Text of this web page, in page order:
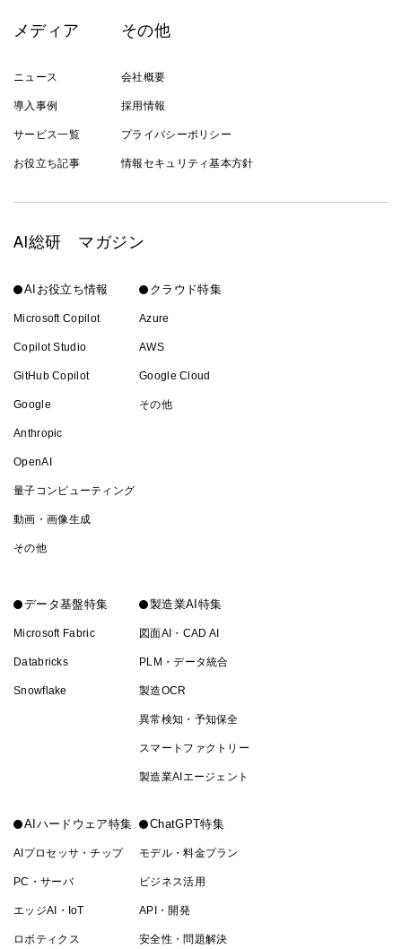
メディア
ニュース
導入事例
サービス一覧
お役立ち記事
その他
会社概要
採用情報
プライバシーポリシー
情報セキュリティ基本方針
AI総研 マガジン
AIお役立ち情報
Microsoft Copilot
Copilot Studio
GitHub Copilot
Google
Anthropic
OpenAI
量子コンピューティング
動画・画像生成
その他
クラウド特集
Azure
AWS
Google Cloud
その他
データ基盤特集
Microsoft Fabric
Databricks
Snowflake
製造業AI特集
図面AI・CAD AI
PLM・データ統合
製造OCR
異常検知・予知保全
スマートファクトリー
製造業AIエージェント
AIハードウェア特集
AIプロセッサ・チップ
PC・サーバ
エッジAI・IoT
ロボティクス
ChatGPT特集
モデル・料金プラン
ビジネス活用
API・開発
安全性・問題解決